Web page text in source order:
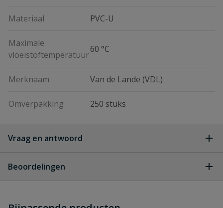
Materiaal PVC-U
Maximale
vloeistoftemperatuur
60 °C
Merknaam Van de Lande (VDL)
Omverpakking 250 stuks
Vraag en antwoord
Beoordelingen